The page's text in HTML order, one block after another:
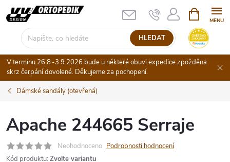
Přejít
na
HLEDAT
NÁKUPNÍ
KOŠÍK
V termínu 26.8.-3.9.2026 bude u některé obuvi expedice zpožděna
skrz čerpání dovolené. Děkujeme za pochopení.
Dámské sandály (otevřená)
Apache 244665 Serraje
Neohodnoceno Podrobnosti hodnocení
Kód produktu: Zvolte variantu